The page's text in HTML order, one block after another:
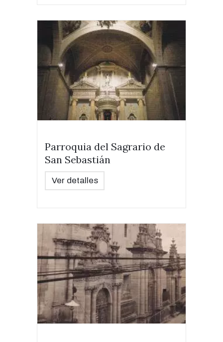
Parroquia del Sagrario de
San Sebastián
Ver detalles